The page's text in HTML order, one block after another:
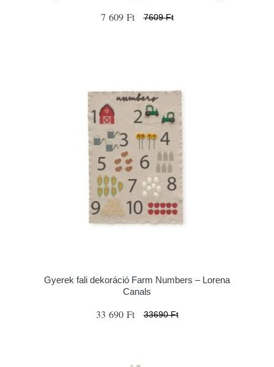
7 609 Ft 7609 Ft
Gyerek fali dekoráció Farm Numbers – Lorena
Canals
33 690 Ft 33690 Ft